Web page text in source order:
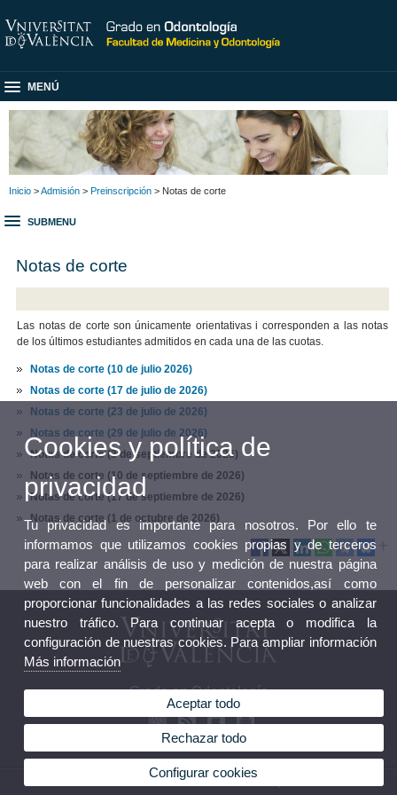
MENÚ
Inicio >Admisión > Preinscripción > Notas de corte
SUBMENU
Notas de corte
Las notas de corte son únicamente orientativas i corresponden a las notas
de los últimos estudiantes admitidos en cada una de las cuotas.
Notas de corte (10 de julio 2026)
Notas de corte (17 de julio de 2026)
Notas de corte (23 de julio de 2026)
Notas de corte (29 de julio de 2026)
Notas de corte (3 de septiembre de 2026)
Notas de corte (10 de septiembre de 2026)
Notas de corte (17 de septiembre de 2026)
Notas de corte (1 de octubre de 2026)
Grado en Odontología
© 2026 UV. - Avenida Blasco Ibáñez, 15. 46010 Valencia. España. Tel. 96 386 41 00
Cookies y política de
privacidad
Tu privacidad es importante para nosotros. Por ello te
informamos que utilizamos cookies propias y de terceros
para realizar análisis de uso y medición de nuestra página
web con el fin de personalizar contenidos,así como
proporcionar funcionalidades a las redes sociales o analizar
nuestro tráfico. Para continuar acepta o modifica la
configuración de nuestras cookies. Para ampliar información
Más información
Aceptar todo
Rechazar todo
Configurar cookies